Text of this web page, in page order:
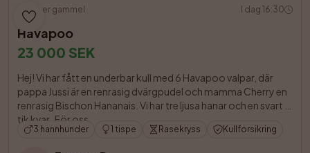
5 uker gammel I dag 16:30
Havapoo
23 000 SEK
Hej! Vi har fått en underbar kull med 6 Havapoo valpar, där
pappa Jussi är en renrasig dvärgpudel och mamma Cherry en
renrasig Bischon Hananais. Vi har tre ljusa hanar och en svart
tik kvar.  För oss
3 hannhunder 1 tispe Rasekryss Kullforsikring